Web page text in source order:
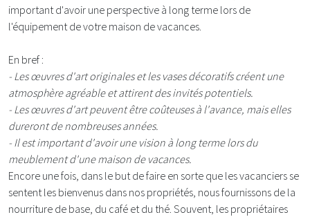
important d'avoir une perspective à long terme lors de
l'équipement de votre maison de vacances.
En bref :
- Les œuvres d'art originales et les vases décoratifs créent une
atmosphère agréable et attirent des invités potentiels.
- Les œuvres d'art peuvent être coûteuses à l'avance, mais elles
dureront de nombreuses années.
- Il est important d'avoir une vision à long terme lors du
meublement d'une maison de vacances.
Encore une fois, dans le but de faire en sorte que les vacanciers se
sentent les bienvenus dans nos propriétés, nous fournissons de la
nourriture de base, du café et du thé. Souvent, les propriétaires